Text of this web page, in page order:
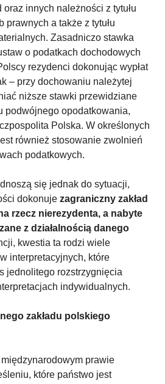
innych należności z tytułu
prawnych a także z tytułu
Zasadniczo stawka
o podatkach dochodowych
rezydenci dokonując wypłat
– przy dochowaniu należytej
niższe stawki przewidziane
podwójnego opodatkowania,
Polska. W określonych
również stosowanie zwolnień
podatkowych.
się jednak do sytuacji,
dokonuje zagraniczny zakład
rzecz nierezydenta, a nabyte
z działalnością danego
kwestia ta rodzi wiele
interpretacyjnych, które
jednolitego rozstrzygnięcia
indywidualnych.
zakładu polskiego
prawie
które państwo jest